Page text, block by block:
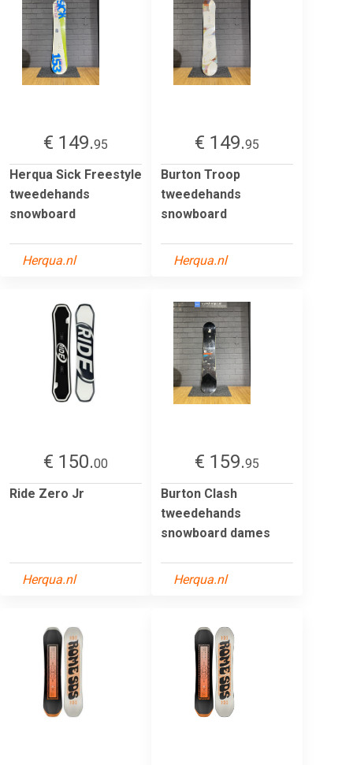
€ 149.95
Herqua Sick Freestyle
tweedehands
snowboard
Herqua.nl
€ 149.95
Burton Troop
tweedehands
snowboard
Herqua.nl
€ 150.00
Ride Zero Jr
Herqua.nl
€ 159.95
Burton Clash
tweedehands
snowboard dames
Herqua.nl